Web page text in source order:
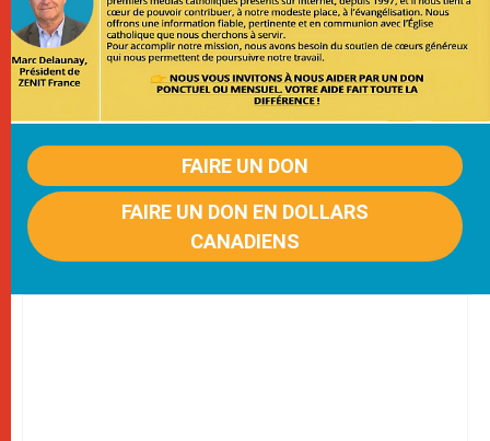
FAIRE UN DON
FAIRE UN DON EN DOLLARS
CANADIENS